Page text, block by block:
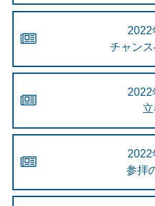
2022
チャン
2022
2022
参拝